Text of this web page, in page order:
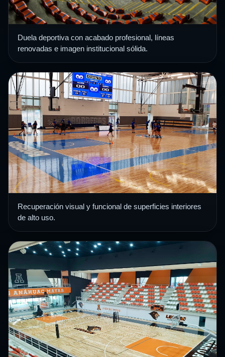
Duela deportiva con acabado profesional, líneas
renovadas e imagen institucional sólida.
Recuperación visual y funcional de superficies interiores
de alto uso.